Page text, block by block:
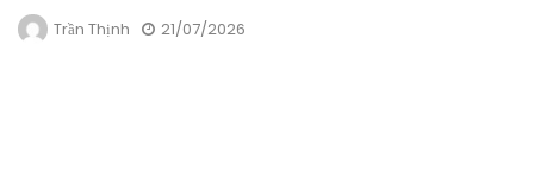
Trần Thịnh 21/07/2026